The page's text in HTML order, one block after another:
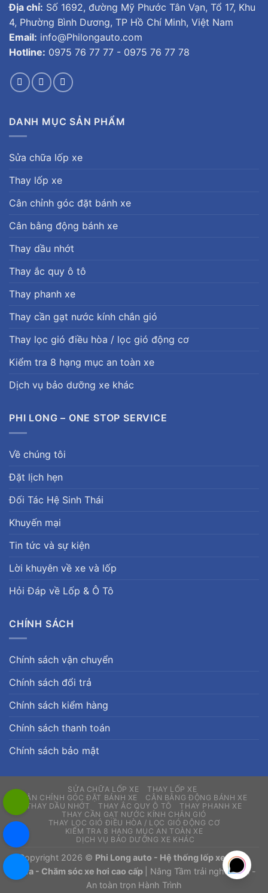
Địa chỉ: Số 1692, đường Mỹ Phước Tân Vạn, Tổ 17, Khu
4, Phường Bình Dương, TP Hồ Chí Minh, Việt Nam
Email: info@Philongauto.com
Hotline: 0975 76 77 77 - 0975 76 77 78
DANH MỤC SẢN PHẨM
Sửa chữa lốp xe
Thay lốp xe
Cân chỉnh góc đặt bánh xe
Cân bằng động bánh xe
Thay dầu nhớt
Thay ắc quy ô tô
Thay phanh xe
Thay cần gạt nước kính chắn gió
Thay lọc gió điều hòa / lọc gió động cơ
Kiểm tra 8 hạng mục an toàn xe
Dịch vụ bảo dưỡng xe khác
PHI LONG – ONE STOP SERVICE
Về chúng tôi
Đặt lịch hẹn
Đối Tác Hệ Sinh Thái
Khuyến mại
Tin tức và sự kiện
Lời khuyên về xe và lốp
Hỏi Đáp về Lốp & Ô Tô
CHÍNH SÁCH
Chính sách vận chuyển
Chính sách đổi trả
Chính sách kiểm hàng
Chính sách thanh toán
Chính sách bảo mật
SỬA CHỮA LỐP XE
THAY LỐP XE
CÂN CHỈNH GÓC ĐẶT BÁNH XE
CÂN BẰNG ĐỘNG BÁNH XE
THAY DẦU NHỚT
THAY ẮC QUY Ô TÔ
THAY PHANH XE
THAY CẦN GẠT NƯỚC KÍNH CHẮN GIÓ
THAY LỌC GIÓ ĐIỀU HÒA / LỌC GIÓ ĐỘNG CƠ
KIỂM TRA 8 HẠNG MỤC AN TOÀN XE
DỊCH VỤ BẢO DƯỠNG XE KHÁC
Copyright 2026 © Phi Long auto - Hệ thống lốp xe - Sửa
chữa - Chăm sóc xe hơi cao cấp
| Nâng Tầm trải nghiệm lái -
An toàn trọn Hành Trình